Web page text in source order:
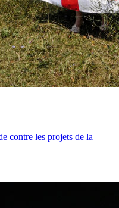
contre les projets de la